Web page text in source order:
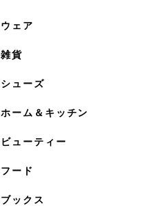
ウェア
雑貨
シューズ
ホーム＆キッチン
ビューティー
フード
ブックス